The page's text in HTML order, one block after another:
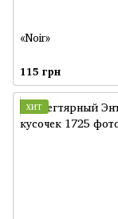
«Noir»
115 грн
ХИТ